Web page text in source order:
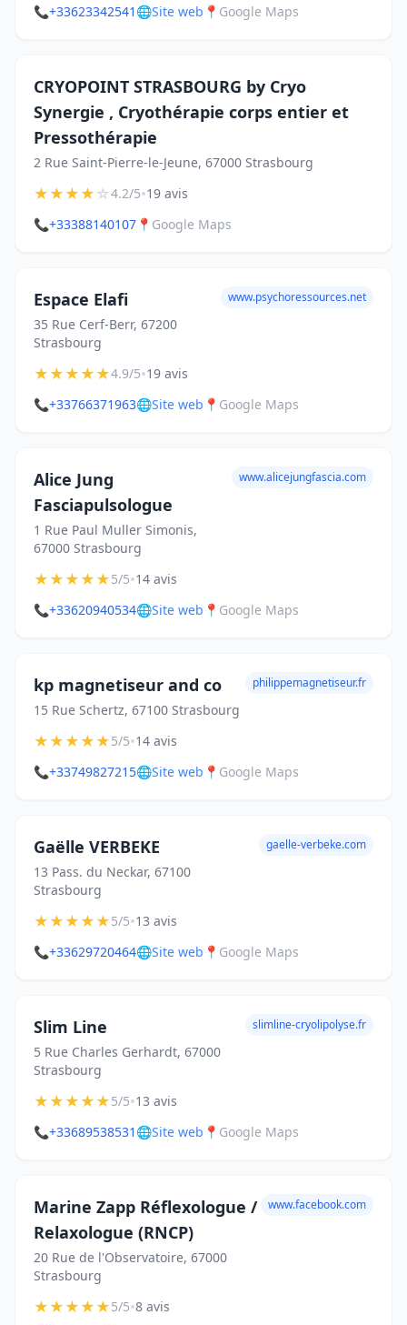
📞+33623342541 🌐Site web 📍 Google Maps
CRYOPOINT STRASBOURG by Cryo
Synergie , Cryothérapie corps entier et
Pressothérapie
2 Rue Saint-Pierre-le-Jeune, 67000 Strasbourg
★★★★☆4.2/5•19 avis
📞+33388140107 📍 Google Maps
Espace Elafi
35 Rue Cerf-Berr, 67200
Strasbourg
www.psychoressources.net
★★★★★4.9/5•19 avis
📞+33766371963🌐Site web 📍 Google Maps
Alice Jung
Fasciapulsologue
1 Rue Paul Muller Simonis,
67000 Strasbourg
www.alicejungfascia.com
★★★★★5/5•14 avis
📞+33620940534🌐Site web 📍 Google Maps
kp magnetiseur and co
15 Rue Schertz, 67100 Strasbourg
philippemagnetiseur.fr
★★★★★5/5•14 avis
📞+33749827215🌐Site web 📍 Google Maps
Gaëlle VERBEKE
13 Pass. du Neckar, 67100
Strasbourg
gaelle-verbeke.com
★★★★★5/5•13 avis
📞+33629720464🌐Site web 📍 Google Maps
Slim Line
5 Rue Charles Gerhardt, 67000
Strasbourg
slimline-cryolipolyse.fr
★★★★★5/5•13 avis
📞+33689538531 🌐Site web 📍 Google Maps
Marine Zapp Réflexologue /
Relaxologue (RNCP)
20 Rue de l'Observatoire, 67000
Strasbourg
www.facebook.com
★★★★★5/5•8 avis